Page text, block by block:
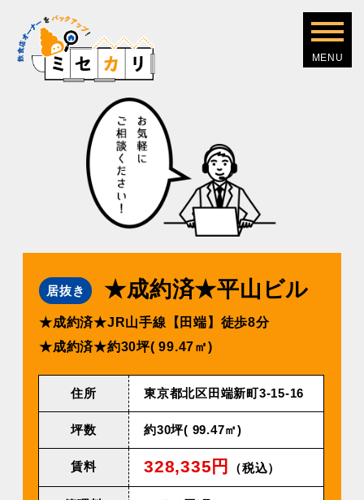
居抜き ★成約済★平⼭ビル
★成約済★JR⼭⼿線【⽥端】徒歩8分
★成約済★約30坪( 99.47㎡)
住所 東京都北区田端新町3-15-16
坪数 約30坪( 99.47㎡)
賃料 328,335円 （税込）